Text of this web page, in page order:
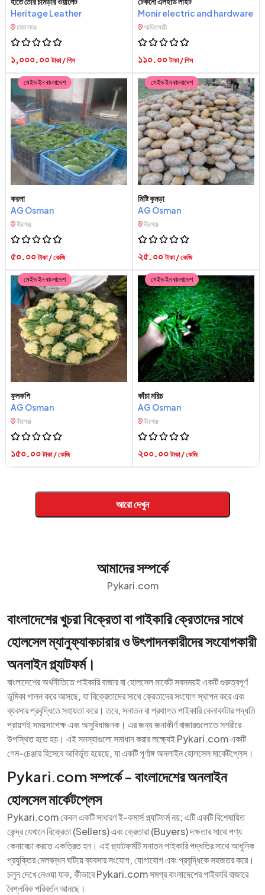
Heritage Leather
ঢাকা সদর
১,০০০.০০টাকা / পিস
Monir electric and hardware
আদিতমারী
১১০.০০টাকা / পিস
মেইড ইন বাংলাদেশ
করলা
AG Osman
বীরগঞ্জ
৫০.০০টাকা / কেজি
মেইড ইন বাংলাদেশ
মিষ্টি কুমড়া
AG Osman
বীরগঞ্জ
২৫.০০টাকা / কেজি
মেইড ইন বাংলাদেশ
ফুলকপি
AG Osman
বীরগঞ্জ
১৫০.০০টাকা / কেজি
মেইড ইন বাংলাদেশ
কাঁচা মরিচ
AG Osman
বীরগঞ্জ
২০০.০০টাকা / কেজি
আরো দেখুন
আমাদের সম্পর্কে
Pykari.com
বাংলাদেশের খুচরা বিক্রেতা বা পাইকারি ক্রেতাদের সাথে
হোলসেল ম্যানুফ্যাকচারার ও উৎপাদনকারীদের সংযোগকারী
অনলাইন প্ল্যাটফর্ম।
বাংলাদেশের অর্থনীতিতে পাইকারি বাজার বা হোলসেল মার্কেট সবসময়ই একটি গুরুত্বপূর্ণ
ভূমিকা পালন করে আসছে, যা বিক্রেতাদের সাথে ক্রেতাদের সংযোগ স্থাপন করে এবং
ব্যবসার প্রবৃদ্ধিতে সহায়তা করে। তবে, সনাতন বা প্রথাগত পাইকারি কেনাকাটার পদ্ধতি
প্রায়শই সময়সাপেক্ষ এবং অসুবিধাজনক। এর জন্য জনাকীর্ণ বাজারগুলোতে সশরীরে
উপস্থিত হতে হয়। এই সমস্যাগুলো সমাধান করার লক্ষ্যেই Pykari.com একটি
গেম-চেঞ্জার হিসেবে আবির্ভূত হয়েছে, যা একটি পূর্ণাঙ্গ অনলাইন হোলসেল মার্কেটপ্লেস।
Pykari.com সম্পর্কে - বাংলাদেশের অনলাইন
হোলসেল মার্কেটপ্লেস
Pykari.com কেবল একটি সাধারণ ই-কমার্স প্ল্যাটফর্ম নয়; এটি একটি বিশেষায়িত
কেন্দ্র যেখানে বিক্রেতা (Sellers) এবং ক্রেতারা (Buyers) দক্ষতার সাথে পণ্য
কেনাবেচা করতে একত্রিত হন। এই প্ল্যাটফর্মটি সনাতন পাইকারি পদ্ধতির সাথে আধুনিক
প্রযুক্তির মেলবন্ধন ঘটিয়ে ব্যবসার সংযোগ, যোগাযোগ এবং প্রবৃদ্ধিকে সহজতর করে।
চলুন দেখে নেওয়া যাক, কীভাবে Pykari.com সমগ্র বাংলাদেশের পাইকারি বাজারে
বৈপ্লবিক পরিবর্তন আনছে।